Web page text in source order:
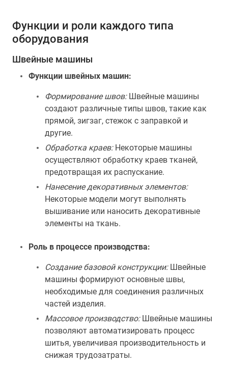
Функции и роли каждого типа
оборудования
Швейные машины
Функции швейных машин:
Формирование швов:Швейные машины
создают различные типы швов, такие как
прямой, зигзаг, стежок с заправкой и
другие.
Обработка краев:Некоторые машины
осуществляют обработку краев тканей,
предотвращая их распускание.
Нанесение декоративных элементов:
Некоторые модели могут выполнять
вышивание или наносить декоративные
элементы на ткань.
Роль в процессе производства:
Создание базовой конструкции:Швейные
машины формируют основные швы,
необходимые для соединения различных
частей изделия.
Массовое производство:Швейные машины
позволяют автоматизировать процесс
шитья, увеличивая производительность и
снижая трудозатраты.